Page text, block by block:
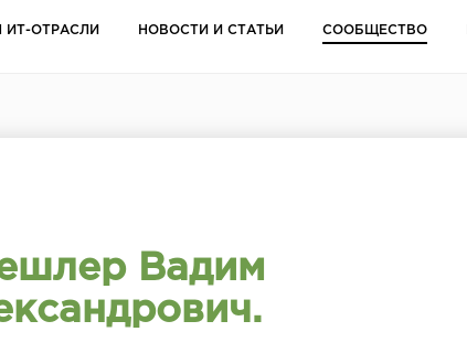
ИТ-ОТРАСЛИ НОВОСТИ И СТАТЬИ СООБЩЕСТВО
Вадим